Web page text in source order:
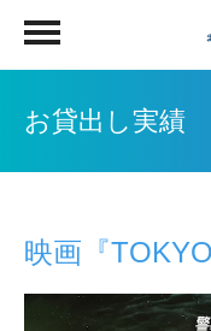
お貸出し実績
映画『